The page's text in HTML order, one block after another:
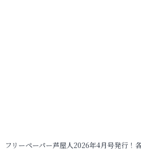
フリーペーパー芦屋人2026年4月号発行！